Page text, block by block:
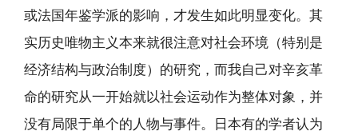
或法国年鉴学派的影响，才发生如此明显变化。其
实历史唯物主义本来就很注意对社会环境（特别是
经济结构与政治制度）的研究，而我自己对辛亥革
命的研究从一开始就以社会运动作为整体对象，并
没有局限于单个的人物与事件。日本有的学者认为